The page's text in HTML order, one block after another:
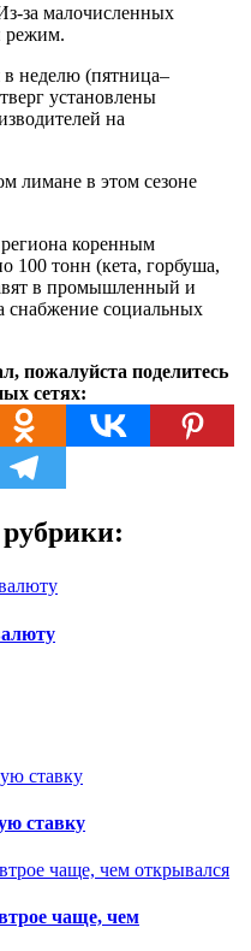
за малочисленных
режим.
в неделю (пятница–
установлены
на
лимане в этом сезоне
коренным
100 тонн (кета, горбуша,
в промышленный и
снабжение социальных
пожалуйста поделитесь
сетях:
ставку
чаще, чем